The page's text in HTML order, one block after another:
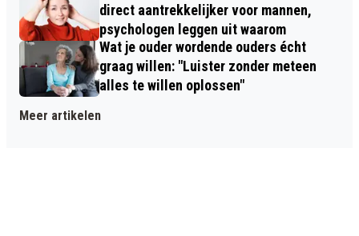
direct aantrekkelijker voor mannen,
psychologen leggen uit waarom
Wat je ouder wordende ouders écht
graag willen: "Luister zonder meteen
alles te willen oplossen"
Meer artikelen